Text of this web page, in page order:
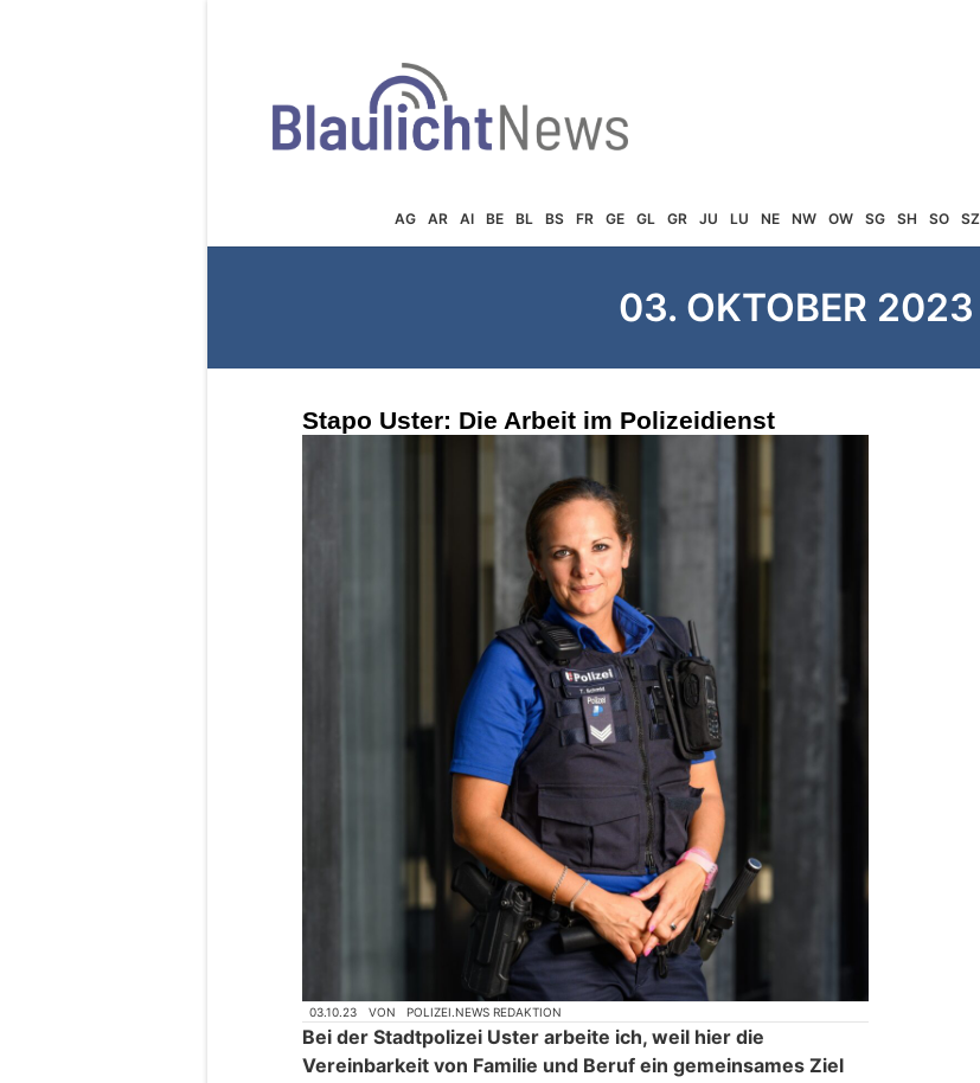
AG AR AI BE BL BS FR GE GL GR JU LU NE NW OW SG SH SO SZ
03. OKTOBER 2023
Stapo Uster: Die Arbeit im Polizeidienst
03.10.23 VON POLIZEI.NEWS REDAKTION
Bei der Stadtpolizei Uster arbeite ich, weil hier die
Vereinbarkeit von Familie und Beruf ein gemeinsames Ziel